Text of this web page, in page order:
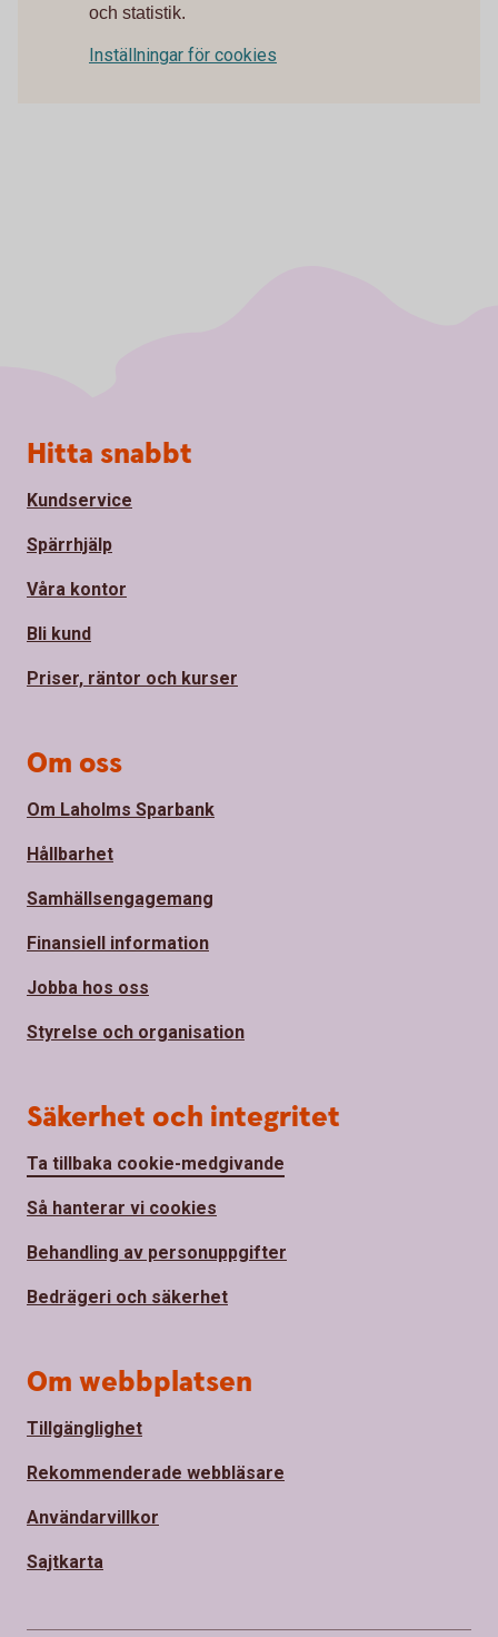
och statistik.
Inställningar för cookies
Sidfot
Hitta snabbt
Kundservice
Spärrhjälp
Våra kontor
Bli kund
Priser, räntor och kurser
Om oss
Om Laholms Sparbank
Hållbarhet
Samhällsengagemang
Finansiell information
Jobba hos oss
Styrelse och organisation
Säkerhet och integritet
Ta tillbaka cookie-medgivande
Så hanterar vi cookies
Behandling av personuppgifter
Bedrägeri och säkerhet
Om webbplatsen
Tillgänglighet
Rekommenderade webbläsare
Användarvillkor
Sajtkarta